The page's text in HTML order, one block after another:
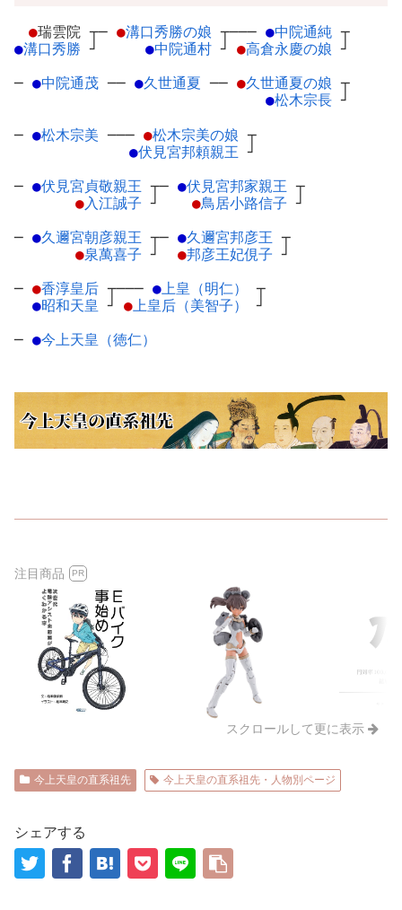
●瑞雲院 ┬
●溝口秀勝 ┘
─ ●溝口秀勝の娘 ┬
●中院通村 ┘
─── ●中院通純 ┬
●高倉永慶の娘 ┘
─ ●中院通茂 ── ●久世通夏 ── ●久世通夏の娘 ┬
●松木宗長 ┘
─ ●松木宗美 ─── ●松木宗美の娘 ┬
●伏見宮邦頼親王 ┘
─ ●伏見宮貞敬親王 ┬
●入江誠子 ┘
─ ●伏見宮邦家親王 ┬
●鳥居小路信子 ┘
─ ●久邇宮朝彦親王 ┬
●泉萬喜子 ┘
─ ●久邇宮邦彦王 ┬
●邦彦王妃俔子 ┘
─ ●香淳皇后 ┬
●昭和天皇 ┘
─── ●上皇（明仁）
┬
●上皇后（美智子） ┘
─ ●今上天皇（徳仁）
注目商品 PR
スクロールして更に表示
今上天皇の直系祖先 今上天皇の直系祖先・人物別ページ
シェアする